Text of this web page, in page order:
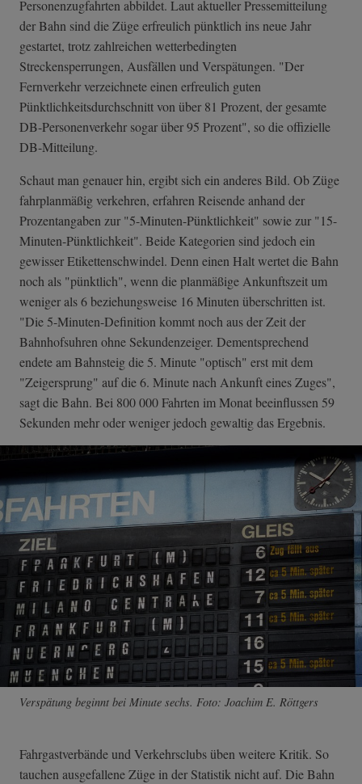
Personenzugfahrten abbildet. Laut aktueller Pressemitteilung
der Bahn sind die Züge erfreulich pünktlich ins neue Jahr
gestartet, trotz zahlreichen wetterbedingten
Streckensperrungen, Ausfällen und Verspätungen. "Der
Fernverkehr verzeichnete einen erfreulich guten
Pünktlichkeitsdurchschnitt von über 81 Prozent, der gesamte
DB-Personenverkehr sogar über 95 Prozent", so die offizielle
DB-Mitteilung.
Schaut man genauer hin, ergibt sich ein anderes Bild. Ob Züge
fahrplanmäßig verkehren, erfahren Reisende anhand der
Prozentangaben zur "5-Minuten-Pünktlichkeit" sowie zur "15-
Minuten-Pünktlichkeit". Beide Kategorien sind jedoch ein
gewisser Etikettenschwindel. Denn einen Halt wertet die Bahn
noch als "pünktlich", wenn die planmäßige Ankunftszeit um
weniger als 6 beziehungsweise 16 Minuten überschritten ist.
"Die 5-Minuten-Definition kommt noch aus der Zeit der
Bahnhofsuhren ohne Sekundenzeiger. Dementsprechend
endete am Bahnsteig die 5. Minute "optisch" erst mit dem
"Zeigersprung" auf die 6. Minute nach Ankunft eines Zuges",
sagt die Bahn. Bei 800 000 Fahrten im Monat beeinflussen 59
Sekunden mehr oder weniger jedoch gewaltig das Ergebnis.
Verspätung beginnt bei Minute sechs. Foto: Joachim E. Röttgers
Fahrgastverbände und Verkehrsclubs üben weitere Kritik. So
tauchen ausgefallene Züge in der Statistik nicht auf. Die Bahn